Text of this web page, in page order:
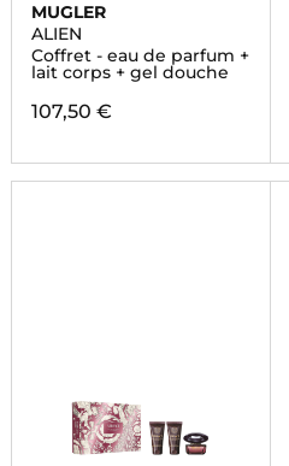
MUGLER
ALIEN
Coffret - eau de parfum +
lait corps + gel douche
107,50 €